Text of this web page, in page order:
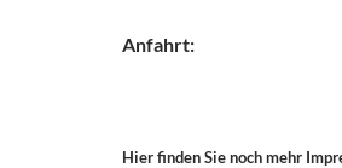
Anfahrt:
Hier finden Sie noch mehr